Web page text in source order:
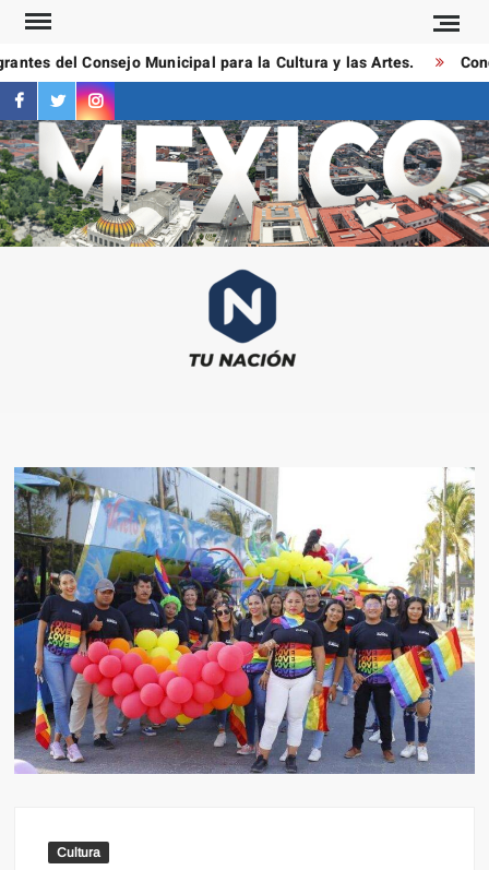
Saltar
contenidodel Consejo Municipal para la Cultura y las Artes.
facebook
twitterinstagram
Cultura